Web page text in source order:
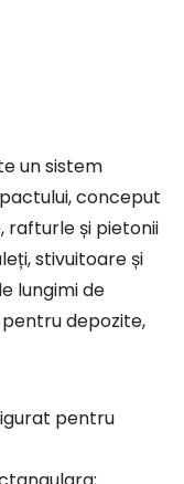
un sistem
conceput
rafturle și pietonii
stivuitoare și
lungimi de
depozite,
pentru